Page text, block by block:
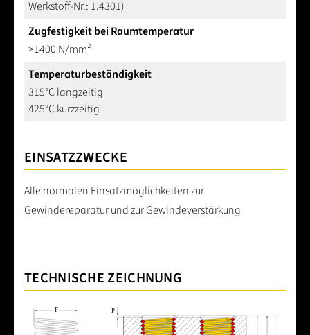
Werkstoff-Nr.: 1.4301)
Zugfestigkeit bei Raumtemperatur
>1400 N/mm²
Temperaturbeständigkeit
315°C langzeitig
425°C kurzzeitig
EINSATZZWECKE
Alle normalen Einsatzmöglichkeiten zur
Gewindereparatur und zur Gewindeverstärkung
TECHNISCHE ZEICHNUNG